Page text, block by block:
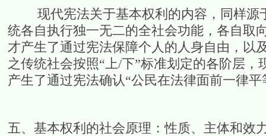
现代宪法关于基本权利的内容，同样源
统各自执行独一无二的全社会功能，各自取
才产生了通过宪法保障个人的人身自由，以
之传统社会按照“上/下”标准划定的各阶层
产生了通过宪法确认“公民在法律面前一律
五、基本权利的社会原理：性质、主体和效